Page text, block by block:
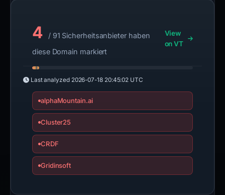
4
/ 91 Sicherheitsanbieter haben
diese Domain markiert
View
on VT
Last analyzed 2026-07-18 20:45:02 UTC
alphaMountain.ai
Cluster25
CRDF
Gridinsoft